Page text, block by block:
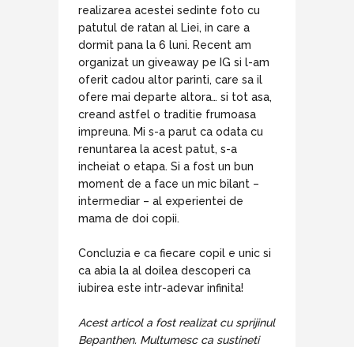
realizarea acestei sedinte foto cu
patutul de ratan al Liei, in care a
dormit pana la 6 luni. Recent am
organizat un giveaway pe IG si l-am
oferit cadou altor parinti, care sa il
ofere mai departe altora… si tot asa,
creand astfel o traditie frumoasa
impreuna. Mi s-a parut ca odata cu
renuntarea la acest patut, s-a
incheiat o etapa. Si a fost un bun
moment de a face un mic bilant –
intermediar – al experientei de
mama de doi copii.
Concluzia e ca fiecare copil e unic si
ca abia la al doilea descoperi ca
iubirea este intr-adevar infinita!
Acest articol a fost realizat cu sprijinul
Bepanthen. Multumesc ca sustineti